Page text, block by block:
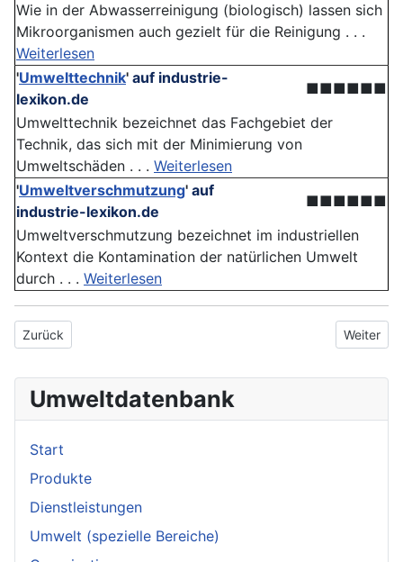
Wie in der Abwasserreinigung (biologisch) lassen sich
Mikroorganismen auch gezielt für die Reinigung . . .
Weiterlesen
'Umwelttechnik' auf industrie-
lexikon.de
■■■■■■
Umwelttechnik bezeichnet das Fachgebiet der
Technik, das sich mit der Minimierung von
Umweltschäden . . . Weiterlesen
'Umweltverschmutzung' auf
industrie-lexikon.de
■■■■■■
Umweltverschmutzung bezeichnet im industriellen
Kontext die Kontamination der natürlichen Umwelt
durch . . . Weiterlesen
Vorheriger Beitrag: Kanalisationsanlage
Zurück Nächster
Weiter
Umweltdatenbank
Start
Produkte
Dienstleistungen
Umwelt (spezielle Bereiche)